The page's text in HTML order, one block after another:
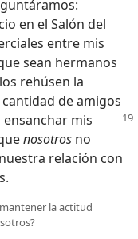
en el Salón del
entre mis
sean hermanos
rehúsen la
de amigos
mis
nosotros no
relación con
la actitud